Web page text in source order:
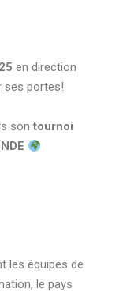
en direction
ses portes!
son tournoi
les équipes de
le pays